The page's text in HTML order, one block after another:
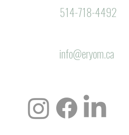
514-718-4492
info@eryom.ca